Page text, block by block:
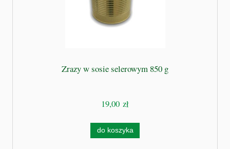
Zrazy w sosie selerowym 850 g
19,00 zł
do koszyka